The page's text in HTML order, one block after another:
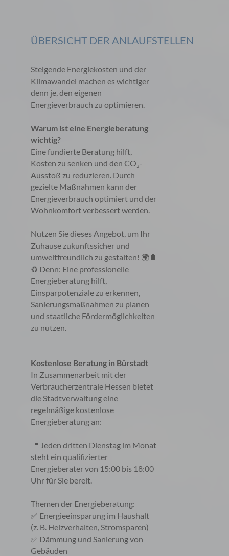
ÜBERSICHT DER ANLAUFSTELLEN
Steigende Energiekosten und der
Klimawandel machen es wichtiger
denn je, den eigenen
Energieverbrauch zu optimieren.
Warum ist eine Energieberatung
wichtig?
Eine fundierte Beratung hilft,
Kosten zu senken und den CO₂-
Ausstoß zu reduzieren. Durch
gezielte Maßnahmen kann der
Energieverbrauch optimiert und der
Wohnkomfort verbessert werden.
Nutzen Sie dieses Angebot, um Ihr
Zuhause zukunftssicher und
umweltfreundlich zu gestalten! 🌍🔋
♻️ Denn: Eine professionelle
Energieberatung hilft,
Einsparpotenziale zu erkennen,
Sanierungsmaßnahmen zu planen
und staatliche Fördermöglichkeiten
zu nutzen.
Kostenlose Beratung in Bürstadt
In Zusammenarbeit mit der
Verbraucherzentrale Hessen bietet
die Stadtverwaltung eine
regelmäßige kostenlose
Energieberatung an:
📍 Jeden dritten Dienstag im Monat
steht ein qualifizierter
Energieberater von 15:00 bis 18:00
Uhr für Sie bereit.
Themen der Energieberatung:
✅ Energieeinsparung im Haushalt
(z. B. Heizverhalten, Stromsparen)
✅ Dämmung und Sanierung von
Gebäuden